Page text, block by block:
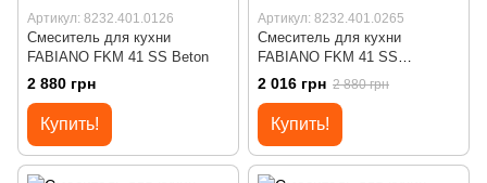
Артикул: 8232.401.0126
Смеситель для кухни
FABIANO FKM 41 SS Beton
2 880 грн
Купить!
Артикул: 8232.401.0265
Смеситель для кухни
FABIANO FKM 41 SS
Espresso
2 016 грн 2 880 грн
Купить!